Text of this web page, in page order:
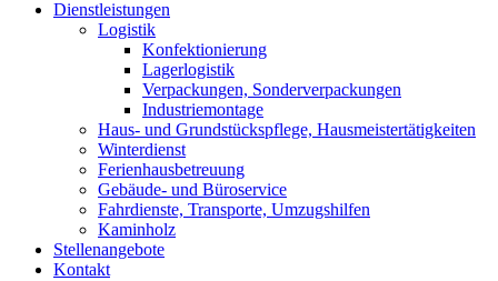
Dienstleistungen
Logistik
Konfektionierung
Lagerlogistik
Verpackungen, Sonderverpackungen
Industriemontage
Haus- und Grundstückspflege, Hausmeistertätigkeiten
Winterdienst
Ferienhausbetreuung
Gebäude- und Büroservice
Fahrdienste, Transporte, Umzugshilfen
Kaminholz
Stellenangebote
Kontakt